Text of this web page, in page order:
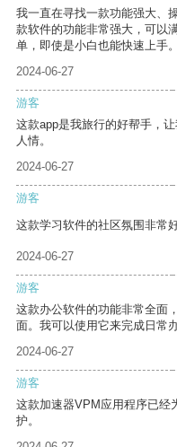
我一直在寻找一款功能强大、
款软件的功能非常强大，可以
单，即使是小白也能快速上手。
2024-06-27
游客
这款app是我旅行的好帮手，
人情。
2024-06-27
游客
这款学习软件的社区氛围非常
2024-06-27
游客
这款办公软件的功能非常全面
面。我可以使用它来完成日常
2024-06-27
游客
这款加速器VPM应用程序已经
护。